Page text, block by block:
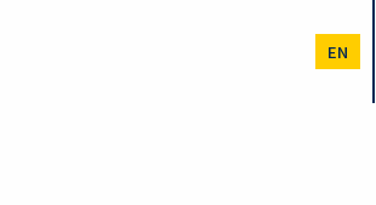
EN